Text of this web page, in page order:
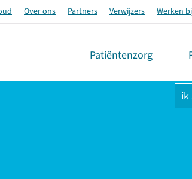
Over ons Partners Verwijzers Werken
Patiëntenzorg
ik